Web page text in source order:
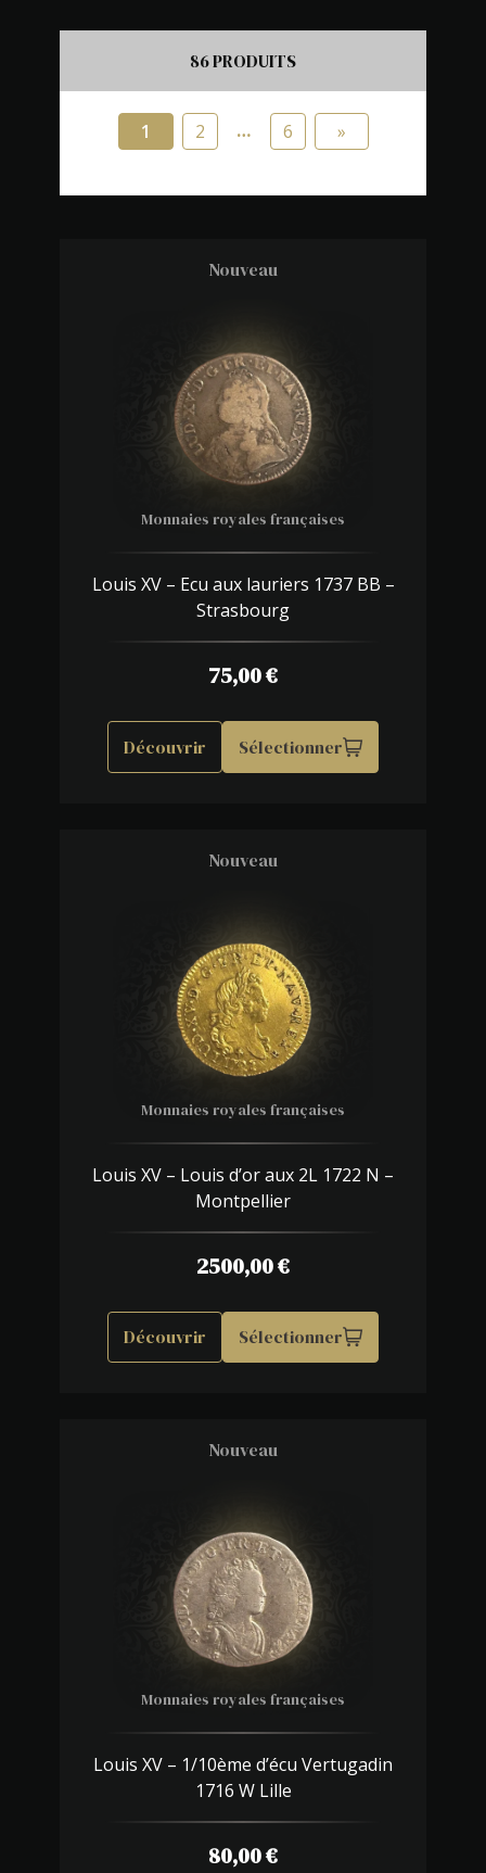
Monnaies modernes
(11)
Monnaies modernes étrangères(11)
86 PRODUITS
1 2 … 6 »
Nouveau
Monnaies royales françaises
Louis XV – Ecu aux lauriers 1737 BB –
Strasbourg
75,00€
Découvrir Sélectionner
Nouveau
Monnaies royales françaises
Louis XV – Louis d’or aux 2L 1722 N –
Montpellier
2500,00€
Découvrir Sélectionner
Nouveau
Monnaies royales françaises
Louis XV – 1/10ème d’écu Vertugadin
1716 W Lille
80,00€